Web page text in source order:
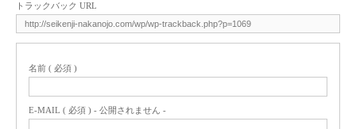
トラックバック URL
名前 ( 必須 )
E-MAIL ( 必須 ) - 公開されません -